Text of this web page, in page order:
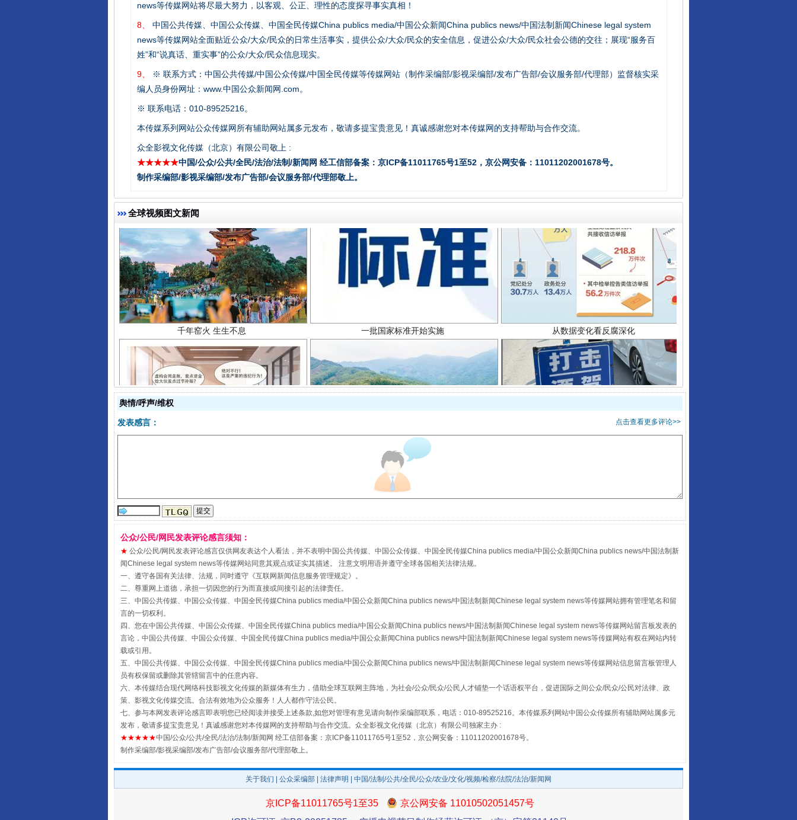
news等传媒网站将尽最大努力，以客观、公正、理性的态度探寻事实真相！
8、
中国公共传媒、中国公众传媒、中国全民传媒China publics media/中国公众新闻China publics news/中国法制新闻Chinese legal system
news等传媒网站全面贴近公众/大众/民众的日常生活事实，提供公众/大众/民众的安全信息，促进公众/大众/民众社会公德的交往；展现“服务百
姓”和“说真话、重实事”的公众/大众/民众信息现实。
9、
※ 联系方式：中国公共传媒/中国公众传媒/中国全民传媒等传媒网站（制作采编部/影视采编部/发布广告部/会议服务部/代理部）监督核实采
编人员身份网址：www.中国公众新闻网.com。
※ 联系电话：010-89525216。
本传媒系列网站公众传媒网所有辅助网站属多元发布，敬请多提宝贵意见！真诚感谢您对本传媒网的支持帮助与合作交流。
众全影视文化传媒（北京）有限公司敬上 :
★★★★★中国/公众/公共/全民/法治/法制/新闻网 经工信部备案：京ICP备11011765号1至52，京公网安备：11011202001678号。
制作采编部/影视采编部/发布广告部/会议服务部/代理部敬上。
全球视频图文新闻
千年窑火 生生不息 一批国家标准开始实施 从数据变化看反腐深化
受贿1.44亿！段成刚被判无期 从幼儿园到大学，有这些资助
全民健身五年计划来了！等你上场 事关残疾人未来5年
舆情/呼声/维权
点击查看更多评论>>
发表感言：
公众/公民/网民发表评论感言须知：
★ 公众/公民/网民发表评论感言仅供网友表达个人看法，并不表明中国公共传媒、中国公众传媒、中国全民传媒China publics media/中国公众新闻China publics news/中国法制新
闻Chinese legal system news等传媒网站同意其观点或证实其描述。 注意文明用语并遵守全球各国相关法律法规。
一、遵守各国有关法律、法规，同时遵守《互联网新闻信息服务管理规定》。
二、尊重网上道德，承担一切因您的行为而直接或间接引起的法律责任。
三、中国公共传媒、中国公众传媒、中国全民传媒China publics media/中国公众新闻China publics news/中国法制新闻Chinese legal system news等传媒网站拥有管理笔名和留
言的一切权利。
四、您在中国公共传媒、中国公众传媒、中国全民传媒China publics media/中国公众新闻China publics news/中国法制新闻Chinese legal system news等传媒网站留言板发表的
言论，中国公共传媒、中国公众传媒、中国全民传媒China publics media/中国公众新闻China publics news/中国法制新闻Chinese legal system news等传媒网站有权在网站内转
载或引用。
五、中国公共传媒、中国公众传媒、中国全民传媒China publics media/中国公众新闻China publics news/中国法制新闻Chinese legal system news等传媒网站信息留言板管理人
员有权保留或删除其管辖留言中的任意内容。
六、本传媒结合现代网络科技影视文化传媒的新媒体有生力，借助全球互联网主阵地，为社会/公众/民众/公民人才铺垫一个话语权平台，促进国际之间公众/民众/公民对法律、政
策、影视文化传媒交流。合法有效地为公众服务！人人都作守法公民。
七、参与本网发表评论感言即表明您已经阅读并接受上述条款,如您对管理有意见请向制作采编部联系，电话：010-89525216。本传媒系列网站中国公众传媒所有辅助网站属多元
发布，敬请多提宝贵意见！真诚感谢您对本传媒网的支持帮助与合作交流。众全影视文化传媒（北京）有限公司独家主办 :
★★★★★中国/公众/公共/全民/法治/法制/新闻网 经工信部备案：京ICP备11011765号1至52，京公网安备：11011202001678号。
制作采编部/影视采编部/发布广告部/会议服务部/代理部敬上。
关于我们 公众采编部 法律声明 | 中国/法制/公共/全民/公众/农业/文化/视频/检察/法院/法治/新闻网
京ICP备11011765号1至35
京公网安备 11010502051457号